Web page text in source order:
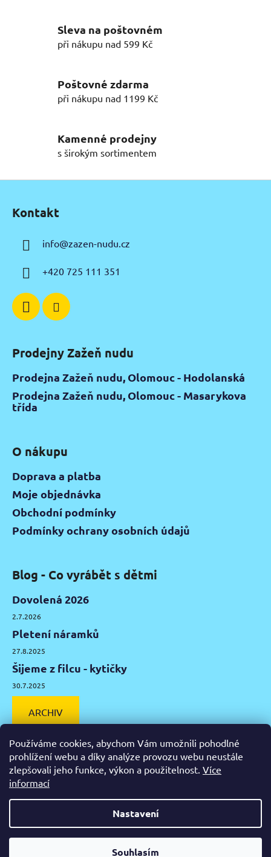
Používáme cookies, abychom Vám umožnili pohodlné
prohlížení webu a díky analýze provozu webu neustále
zlepšovali jeho funkce, výkon a použitelnost. Více
informací
Nastavení
Souhlasím
Od čtvrtka 6.8. do úterý 11.8. máme mimořádně zavřeno.
á
d
í
p
k
y
ý
Sleva na poštovném
při nákupu nad 599 Kč
Poštovné zdarma
při nákupu nad 1199 Kč
Kamenné prodejny
s širokým sortimentem
Kontakt
info@zazen-nudu.cz
+420 725 111 351
Prodejny Zažeň nudu
Prodejna Zažeň nudu, Olomouc - Hodolanská
Prodejna Zažeň nudu, Olomouc - Masarykova
třída
O nákupu
Doprava a platba
Moje objednávka
Obchodní podmínky
Podmínky ochrany osobních údajů
Blog - Co vyrábět s dětmi
Dovolená 2026
2.7.2026
Pletení náramků
27.8.2025
Šijeme z filcu - kytičky
30.7.2025
ARCHIV
Facebook
Vytvořil Shoptet
. Všechna práva vyhrazena.